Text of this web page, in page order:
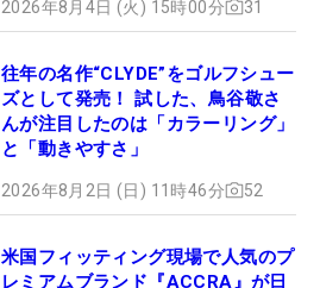
2026年8月4日 (火) 15時00分 31
往年の名作“CLYDE”をゴルフシュー
ズとして発売！ 試した、鳥谷敬さ
んが注目したのは「カラーリング」
と「動きやすさ」
2026年8月2日 (日) 11時46分 52
米国フィッティング現場で人気のプ
レミアムブランド『ACCRA』が日